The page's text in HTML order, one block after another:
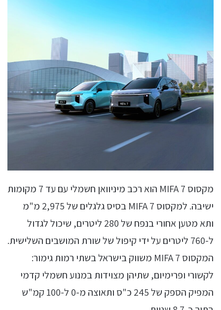
מקסוס MIFA 7 הוא רכב מיניוואן חשמלי עם עד 7 מקומות
ישיבה. למקסוס MIFA 7 בסיס גלגלים של 2,975 מ"מ
ותא מטען אחורי בנפח של 280 ליטרים, שיכול לגדול
ל-760 ליטרים על ידי קיפול של שורת המושבים השלישית.
המקסוס MIFA 7 משווק בישראל בשתי רמות גימור:
לקשורי ופרימיום, שתיהן מצוידות במנוע חשמלי קדמי
המפיק הספק של 245 כ"ס ותאוצה מ-0 ל-100 קמ"ש